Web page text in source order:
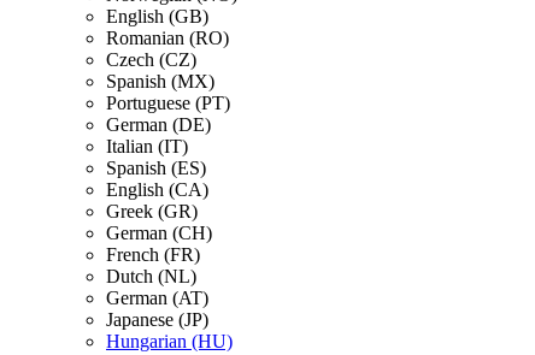
English (GB)
Romanian (RO)
Czech (CZ)
Spanish (MX)
Portuguese (PT)
German (DE)
Italian (IT)
Spanish (ES)
English (CA)
Greek (GR)
German (CH)
French (FR)
Dutch (NL)
German (AT)
Japanese (JP)
Hungarian (HU)